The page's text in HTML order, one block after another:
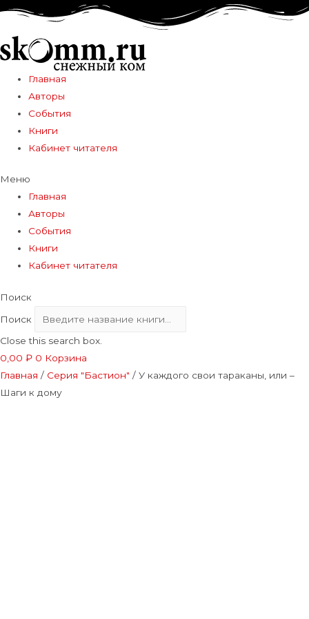
Главная
Авторы
События
Книги
Кабинет читателя
Меню
Главная
Авторы
События
Книги
Кабинет читателя
Поиск
Поиск
Close this search box.
0,00 ₽ 0 Корзина
Главная / Серия "Бастион" / У каждого свои тараканы, или –
Шаги к дому